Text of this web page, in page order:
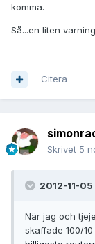
komma.
Så...en liten
Citera
Skrivet 5
2012-11-
När jag och
skaffade 100/